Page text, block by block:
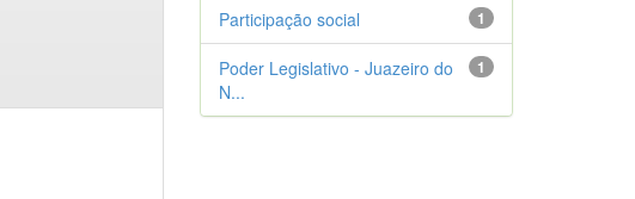
1
Participação social
1
Poder Legislativo - Juazeiro do
N...